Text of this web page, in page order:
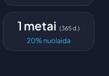
1 metai (365d.)
20% nuolaida